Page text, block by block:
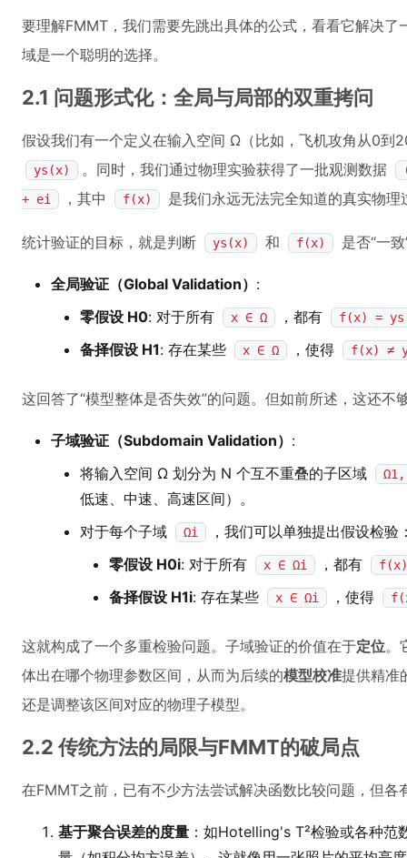
要理解FMMT，我们需要先跳出具体的公式，看看它解决
域是一个聪明的选择。
2.1 问题形式化：全局与局部的双重拷问
假设我们有一个定义在输入空间 Ω（比如，飞机攻角从0到
ys(x) 。同时，我们通过物理实验获得了一批观测数据
+ ei
，其中 f(x) 是我们永远无法完全知道的真实物理
统计验证的目标，就是判断 ys(x) 和 f(x) 是否“一
全局验证（Global Validation） :
零假设 H0: 对于所有 x ∈ Ω ，都有 f(x) =
备择假设 H1: 存在某些 x ∈ Ω ，使得 f(x) ≠
这回答了“模型整体是否失效”的问题。但如前所述，这还不
子域验证（Subdomain Validation） :
将输入空间 Ω 划分为 N 个互不重叠的子区域
低速、中速、高速区间）。
对于每个子域
Ωi
，我们可以单独提出假设检验
零假设 H0i: 对于所有 x ∈ Ωi ，都有
备择假设 H1i: 存在某些 x ∈ Ωi ，使得
这就构成了一个多重检验问题。子域验证的价值在于定位。
体出在哪个物理参数区间，从而为后续的模型校准提供精准
还是调整该区间对应的物理子模型。
2.2 传统方法的局限与FMMT的破局点
在FMMT之前，已有不少方法尝试解决函数比较问题，但各
基于聚合误差的度量 ：如Hotelling's T²检验或各种范